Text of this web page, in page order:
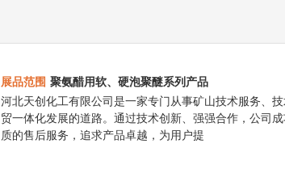
展品范围 聚氨醋用软、硬泡聚醚系列产品
河北天创化工有限公司是一家专门从事矿山技术服务、
贸一体化发展的道路。通过技术创新、强强合作，公司
质的售后服务，追求产品卓越，为用户提